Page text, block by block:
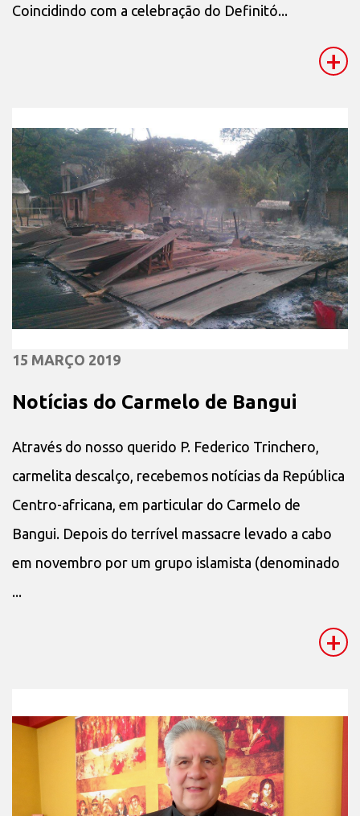
Coincidindo com a celebração do Definitó...
+
15 MARÇO 2019
Notícias do Carmelo de Bangui
Através do nosso querido P. Federico Trinchero,
carmelita descalço, recebemos notícias da República
Centro-africana, em particular do Carmelo de
Bangui. Depois do terrível massacre levado a cabo
em novembro por um grupo islamista (denominado
...
+